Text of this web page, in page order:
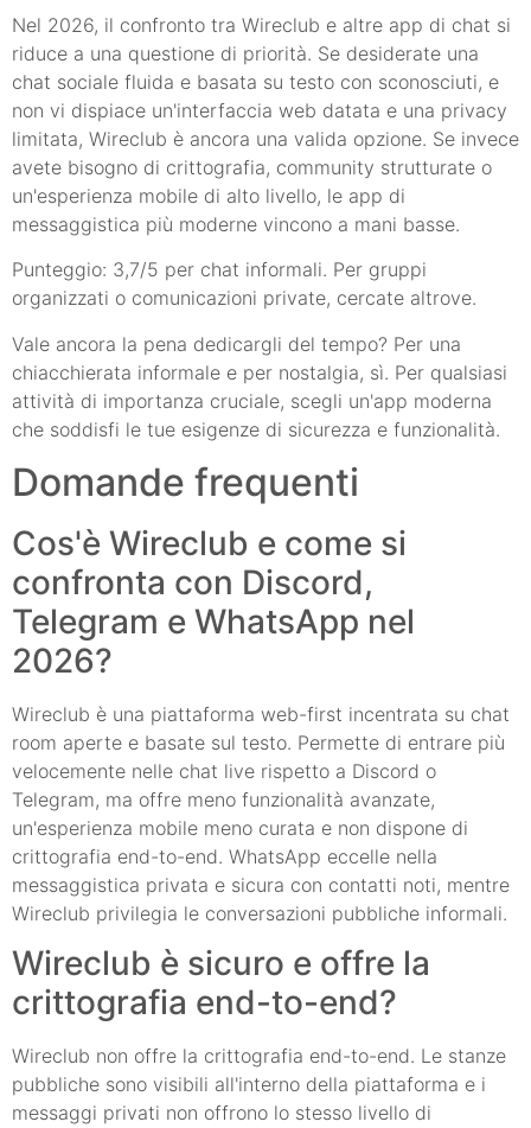
Nel 2026, il confronto tra Wireclub e altre app di chat si
riduce a una questione di priorità. Se desiderate una
chat sociale fluida e basata su testo con sconosciuti, e
non vi dispiace un'interfaccia web datata e una privacy
limitata, Wireclub è ancora una valida opzione. Se invece
avete bisogno di crittografia, community strutturate o
un'esperienza mobile di alto livello, le app di
messaggistica più moderne vincono a mani basse.
Punteggio: 3,7/5 per chat informali. Per gruppi
organizzati o comunicazioni private, cercate altrove.
Vale ancora la pena dedicargli del tempo? Per una
chiacchierata informale e per nostalgia, sì. Per qualsiasi
attività di importanza cruciale, scegli un'app moderna
che soddisfi le tue esigenze di sicurezza e funzionalità.
Domande frequenti
Cos'è Wireclub e come si
confronta con Discord,
Telegram e WhatsApp nel
2026?
Wireclub è una piattaforma web-first incentrata su chat
room aperte e basate sul testo. Permette di entrare più
velocemente nelle chat live rispetto a Discord o
Telegram, ma offre meno funzionalità avanzate,
un'esperienza mobile meno curata e non dispone di
crittografia end-to-end. WhatsApp eccelle nella
messaggistica privata e sicura con contatti noti, mentre
Wireclub privilegia le conversazioni pubbliche informali.
Wireclub è sicuro e offre la
crittografia end-to-end?
Wireclub non offre la crittografia end-to-end. Le stanze
pubbliche sono visibili all'interno della piattaforma e i
messaggi privati non offrono lo stesso livello di